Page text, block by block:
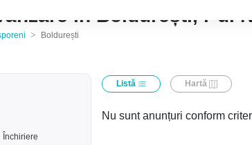
în Boldurești, r-ul
> Boldurești
Închiriere
Listă Hartă
Nu sunt anunțuri conform